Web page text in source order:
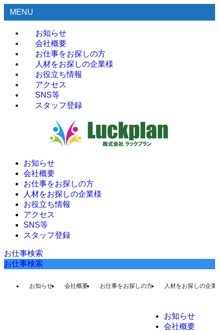
MENU
お知らせ
会社概要
お仕事をお探しの方
人材をお探しの企業様
お役立ち情報
アクセス
SNS等
スタッフ登録
お知らせ
会社概要
お仕事をお探しの方
人材をお探しの企業様
お役立ち情報
アクセス
SNS等
スタッフ登録
お仕事検索
お仕事検索
お知らせ 会社概要 お仕事をお探しの方 人材をお探しの企業
お知らせ
会社概要